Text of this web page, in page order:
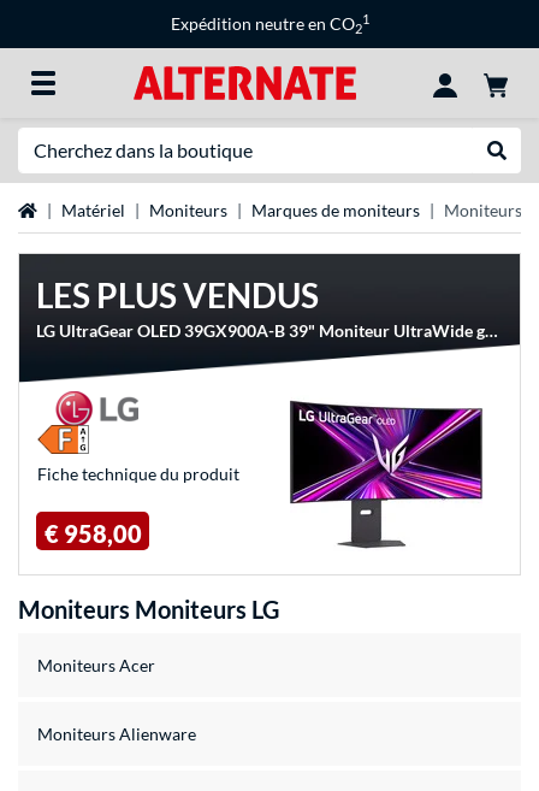
Expédition neutre en CO2
1
Page d'accueil
Matériel Moniteurs Marques de moniteurs Moniteurs
LES PLUS VENDUS
LG UltraGear OLED 39GX900A-B 39" Moniteur UltraWide gaming incurvé
Fiche technique du produit
€ 958,00
Moniteurs Moniteurs LG
Moniteurs Acer
Moniteurs Alienware